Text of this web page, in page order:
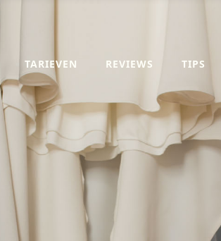
TARIEVEN REVIEWS TIPS